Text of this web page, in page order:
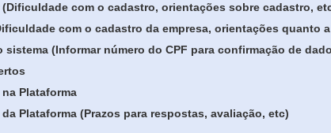
com o cadastro, orientações sobre cadastro,
com o cadastro da empresa, orientações quanto
(Informar número do CPF para confirmação de
Plataforma
Plataforma (Prazos para respostas, avaliação, etc)